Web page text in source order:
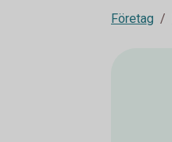
Företag